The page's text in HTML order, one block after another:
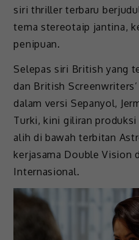
siri thriller terbaru
tema stereotaip jantina,
penipuan.
Selepas siri British yang
dan British
dalam versi Sepanyol,
Turki, kini giliran
alih di bawah terbitan
kerjasama Double Vision
Internasional.